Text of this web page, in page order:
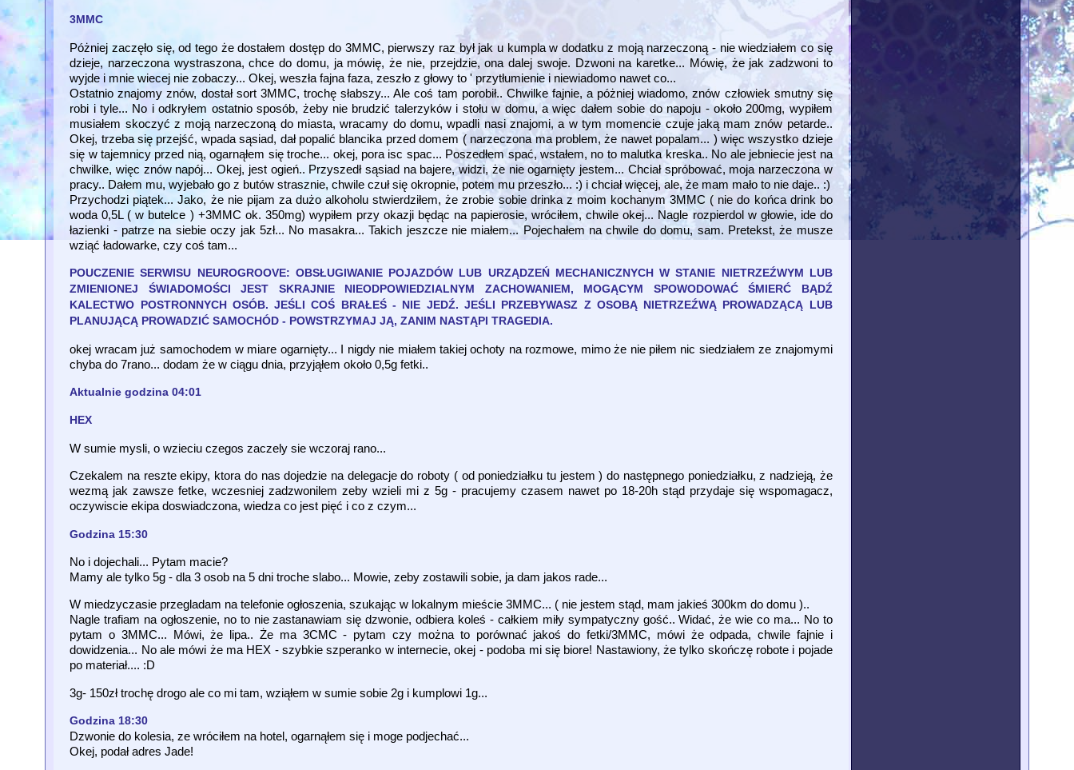
3MMC
Póżniej zaczęło się, od tego że dostałem dostęp do 3MMC, pierwszy raz był jak u kumpla w dodatku z moją narzeczoną - nie wiedziałem co się
dzieje, narzeczona wystraszona, chce do domu, ja mówię, że nie, przejdzie, ona dalej swoje. Dzwoni na karetke... Mówię, że jak zadzwoni to
wyjde i mnie wiecej nie zobaczy... Okej, weszła fajna faza, zeszło z głowy to ' przytłumienie i niewiadomo nawet co...
Ostatnio znajomy znów, dostał sort 3MMC, trochę słabszy... Ale coś tam porobił.. Chwilke fajnie, a póżniej wiadomo, znów człowiek smutny się
robi i tyle... No i odkryłem ostatnio sposób, żeby nie brudzić talerzyków i stołu w domu, a więc dałem sobie do napoju - około 200mg, wypiłem
musiałem skoczyć z moją narzeczoną do miasta, wracamy do domu, wpadli nasi znajomi, a w tym momencie czuje jaką mam znów petarde..
Okej, trzeba się przejść, wpada sąsiad, dał popalić blancika przed domem ( narzeczona ma problem, że nawet popalam... ) więc wszystko dzieje
się w tajemnicy przed nią, ogarnąłem się troche... okej, pora isc spac... Poszedłem spać, wstałem, no to malutka kreska.. No ale jebniecie jest na
chwilke, więc znów napój... Okej, jest ogień.. Przyszedł sąsiad na bajere, widzi, że nie ogarnięty jestem... Chciał spróbować, moja narzeczona w
pracy.. Dałem mu, wyjebało go z butów strasznie, chwile czuł się okropnie, potem mu przeszło... :) i chciał więcej, ale, że mam mało to nie daje.. :)
Przychodzi piątek... Jako, że nie pijam za dużo alkoholu stwierdziłem, że zrobie sobie drinka z moim kochanym 3MMC ( nie do końca drink bo
woda 0,5L ( w butelce ) +3MMC ok. 350mg) wypiłem przy okazji będąc na papierosie, wróciłem, chwile okej... Nagle rozpierdol w głowie, ide do
łazienki - patrze na siebie oczy jak 5zł... No masakra... Takich jeszcze nie miałem... Pojechałem na chwile do domu, sam. Pretekst, że musze
wziąć ładowarke, czy coś tam...
POUCZENIE SERWISU NEUROGROOVE: OBSŁUGIWANIE POJAZDÓW LUB URZĄDZEŃ MECHANICZNYCH W STANIE NIETRZEŹWYM LUB
ZMIENIONEJ ŚWIADOMOŚCI JEST SKRAJNIE NIEODPOWIEDZIALNYM ZACHOWANIEM, MOGĄCYM SPOWODOWAĆ ŚMIERĆ BĄDŹ
KALECTWO POSTRONNYCH OSÓB. JEŚLI COŚ BRAŁEŚ - NIE JEDŹ. JEŚLI PRZEBYWASZ Z OSOBĄ NIETRZEŹWĄ PROWADZĄCĄ LUB
PLANUJĄCĄ PROWADZIĆ SAMOCHÓD - POWSTRZYMAJ JĄ, ZANIM NASTĄPI TRAGEDIA.
okej wracam już samochodem w miare ogarnięty... I nigdy nie miałem takiej ochoty na rozmowe, mimo że nie piłem nic siedziałem ze znajomymi
chyba do 7rano... dodam że w ciągu dnia, przyjąłem około 0,5g fetki..
Aktualnie godzina 04:01
HEX
W sumie mysli, o wzieciu czegos zaczely sie wczoraj rano...
Czekalem na reszte ekipy, ktora do nas dojedzie na delegacje do roboty ( od poniedziałku tu jestem ) do następnego poniedziałku, z nadzieją, że
wezmą jak zawsze fetke, wczesniej zadzwonilem zeby wzieli mi z 5g - pracujemy czasem nawet po 18-20h stąd przydaje się wspomagacz,
oczywiscie ekipa doswiadczona, wiedza co jest pięć i co z czym...
Godzina 15:30
No i dojechali... Pytam macie?
Mamy ale tylko 5g - dla 3 osob na 5 dni troche slabo... Mowie, zeby zostawili sobie, ja dam jakos rade...
W miedzyczasie przegladam na telefonie ogłoszenia, szukając w lokalnym mieście 3MMC... ( nie jestem stąd, mam jakieś 300km do domu )..
Nagle trafiam na ogłoszenie, no to nie zastanawiam się dzwonie, odbiera koleś - całkiem miły sympatyczny gość.. Widać, że wie co ma... No to
pytam o 3MMC... Mówi, że lipa.. Że ma 3CMC - pytam czy można to porównać jakoś do fetki/3MMC, mówi że odpada, chwile fajnie i
dowidzenia... No ale mówi że ma HEX - szybkie szperanko w internecie, okej - podoba mi się biore! Nastawiony, że tylko skończę robote i pojade
po materiał.... :D
3g- 150zł trochę drogo ale co mi tam, wziąłem w sumie sobie 2g i kumplowi 1g...
Godzina 18:30
Dzwonie do kolesia, ze wróciłem na hotel, ogarnąłem się i moge podjechać...
Okej, podał adres Jade!